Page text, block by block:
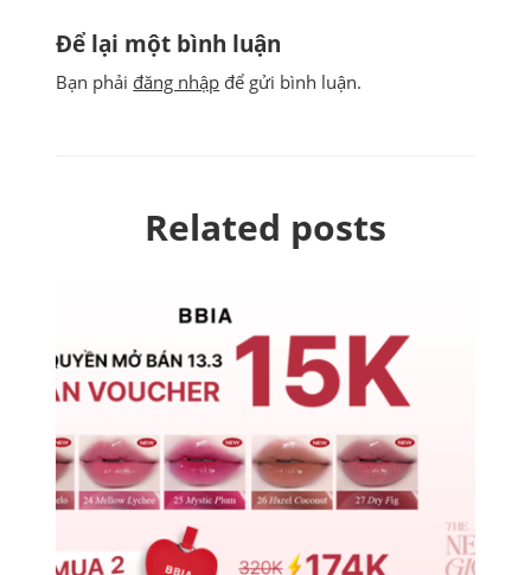
Để lại một bình luận
Bạn phải đăng nhập để gửi bình luận.
Related posts